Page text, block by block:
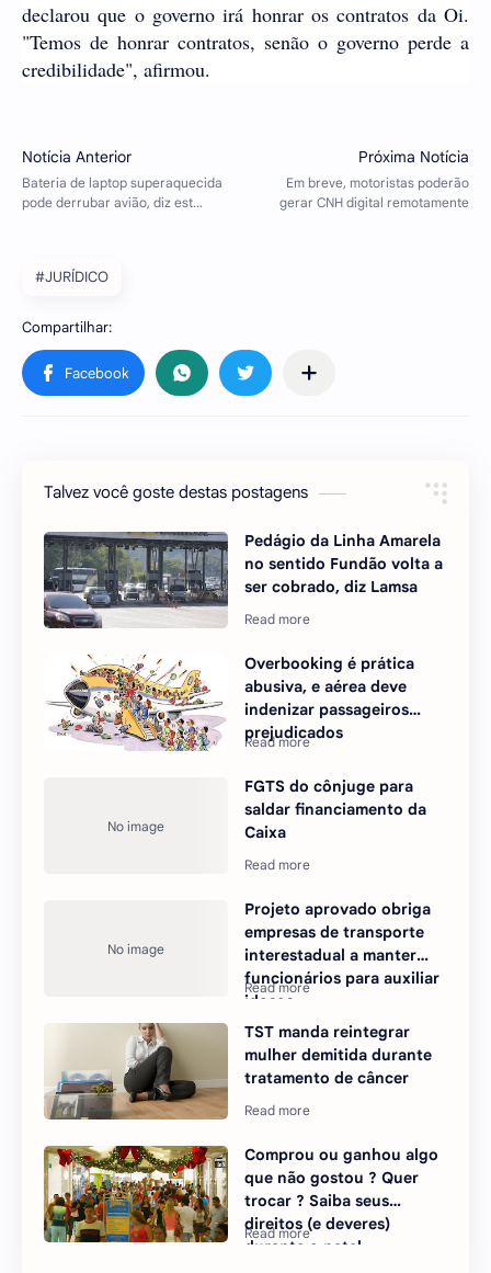
declarou que o governo irá honrar os contratos da Oi.
"Temos de honrar contratos, senão o governo perde a
credibilidade", afirmou.
#JURÍDICO
Talvez você goste destas postagens
Pedágio da Linha Amarela
no sentido Fundão volta a
ser cobrado, diz Lamsa
Overbooking é prática
abusiva, e aérea deve
indenizar passageiros
prejudicados
FGTS do cônjuge para
saldar financiamento da
Caixa
Projeto aprovado obriga
empresas de transporte
interestadual a manter
funcionários para auxiliar
idosos
TST manda reintegrar
mulher demitida durante
tratamento de câncer
Comprou ou ganhou algo
que não gostou ? Quer
trocar ? Saiba seus
direitos (e deveres)
durante o natal.